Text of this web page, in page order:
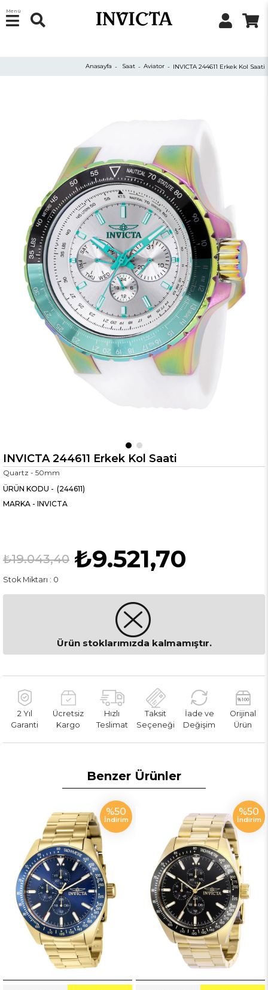
Menü
Anasayfa Saat Aviator INVICTA 244611 Erkek Kol Saati
INVICTA 244611 Erkek Kol Saati
Quartz - 50mm
(244611)
MARKA - INVICTA
₺19.043,40 ₺9.521,70
Stok Miktarı : 0
Ürün stoklarımızda kalmamıştır.
2 Yıl
Garanti
Ücretsiz
Kargo
Hızlı
Teslimat
Taksit
Seçeneği
İade ve
Değişim
Orijinal
Ürün
Benzer Ürünler
%50
İndirim
%50
İndirim